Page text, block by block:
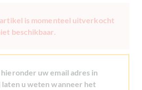
is momenteel uitverkocht
beschikbaar.
hieronder uw email adres in
u weten wanneer het